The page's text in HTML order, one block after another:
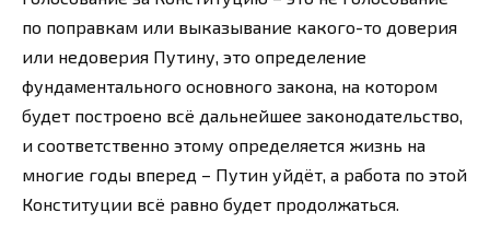
по поправкам или выказывание какого-то доверия
или недоверия Путину, это определение
фундаментального основного закона, на котором
будет построено всё дальнейшее законодательство,
и соответственно этому определяется жизнь на
многие годы вперед – Путин уйдёт, а работа по этой
Конституции всё равно будет продолжаться.